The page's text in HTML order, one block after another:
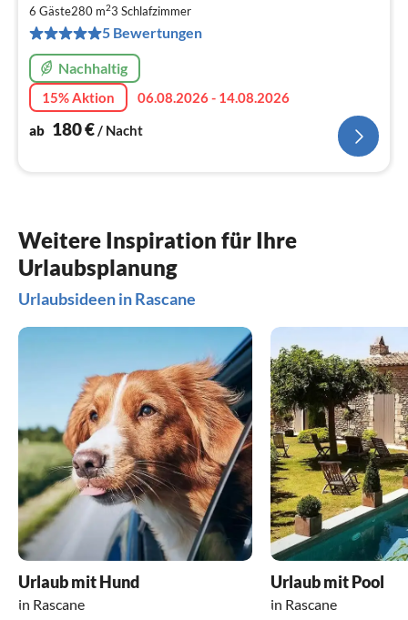
6 Gäste280 m23 Schlafzimmer
5 Bewertungen
Nachhaltig
15% Aktion
06.08.2026 - 14.08.2026
ab 180€/ Nacht
Weitere Inspiration für Ihre
Urlaubsplanung
Urlaubsideen in Rascane
Urlaub mit Hund
in Rascane
Urlaub mit Pool
in Rascane